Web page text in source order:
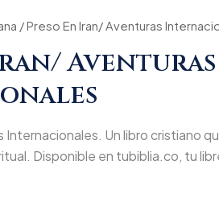
/ Preso En Iran/ Aventuras
Aventuras
Internacionales. Un libro cristiano
Disponible en tubiblia.co, tu
Current
price
is:
$48.070.